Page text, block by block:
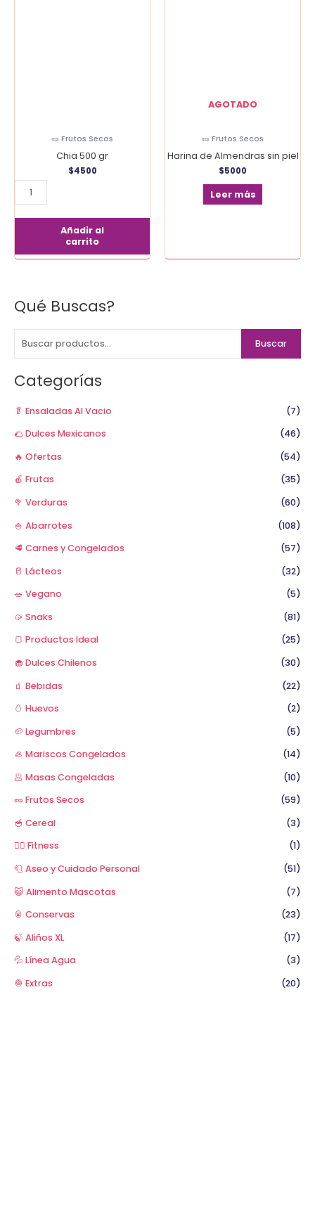
Qué Buscas?
B
c
a
p
Buscar
Categorías
🥬 Ensaladas Al Vacio
(7)
🌮 Dulces Mexicanos
(46)
🔥 Ofertas
(54)
🍎 Frutas
(35)
🥦 Verduras
(60)
🍚 Abarrotes
(108)
🥩 Carnes y Congelados
(57)
🥛 Lácteos
(32)
🥗 Vegano
(5)
🥠 Snaks
(81)
🍞 Productos Ideal
(25)
🧁 Dulces Chilenos
(30)
🧃 Bebidas
(22)
🥚 Huevos
(2)
🥔 Legumbres
(5)
🦪 Mariscos Congelados
(14)
🥟 Masas Congeladas
(10)
🥜 Frutos Secos
(59)
🥣 Cereal
(3)
🏋️‍♂️ Fitness
(1)
🧻 Aseo y Cuidado Personal
(51)
😺 Alimento Mascotas
(7)
🥫 Conservas
(23)
🍃 Aliños XL
(17)
💦 Línea Agua
(3)
🧅 Extras
(20)
🥜 Frutos Secos
Chia 500 gr
$4500
Añadir al
carrito
AGOTADO
🥜 Frutos Secos
Harina de Almendras sin piel
$5000
Leer más